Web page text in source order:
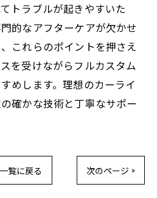
トラブルが起きやすいた
的なアフターケアが欠かせ
これらのポイントを押さえ
を受けながらフルカスタム
めします。理想のカーライ
確かな技術と丁寧なサポー
一覧に戻る 次のページ >